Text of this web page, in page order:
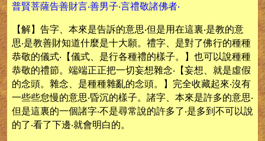
普賢菩薩告善財言‧善男子‧言禮敬諸佛者‧
【解】告字、本來是告訴的意思‧但是用在這裏‧是教的意
思‧是教善財知道什麼是十大願。禮字、是對了佛行的種種
恭敬的儀式‧【儀式、是行各種禮的樣子。】也可以說種種
恭敬的禮節。端端正正把一切妄想雜念‧【妄想、就是虛假
的念頭。雜念、是種種雜亂的念頭。】完全收藏起來‧沒有
一些些怠慢的意思‧昏沉的樣子。諸字、本來是許多的意思‧
但是這裏的一個諸字‧不是尋常說的許多了‧是多到不可以說
的了‧看了下邊‧就會明白的。